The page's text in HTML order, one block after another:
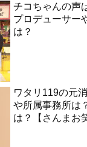
チコちゃんの声
プロデューサー
は？
ワタリ119の元
や所属事務所は
は？【さんまお